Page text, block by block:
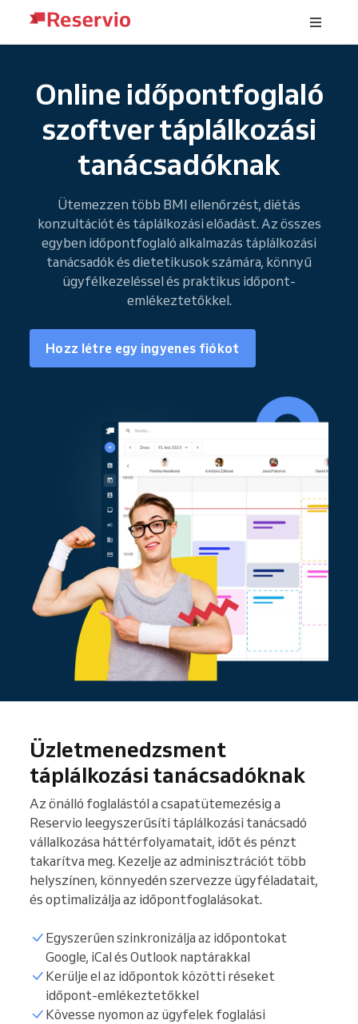
Online időpontfoglaló
szoftver táplálkozási
tanácsadóknak
Ütemezzen több BMI ellenőrzést, diétás
konzultációt és táplálkozási előadást. Az összes
egyben időpontfoglaló alkalmazás táplálkozási
tanácsadók és dietetikusok számára, könnyű
ügyfélkezeléssel és praktikus időpont-
emlékeztetőkkel.
Hozz létre egy ingyenes fiókot
Pácienslista
Üzletmenedzsment
táplálkozási tanácsadóknak
Az önálló foglalástól a csapatütemezésig a
Reservio leegyszerűsíti táplálkozási tanácsadó
vállalkozása háttérfolyamatait, időt és pénzt
takarítva meg. Kezelje az adminisztrációt több
helyszínen, könnyedén szervezze ügyféladatait,
és optimalizálja az időpontfoglalásokat.
Egyszerűen szinkronizálja az időpontokat
Google, iCal és Outlook naptárakkal
Kerülje el az időpontok közötti réseket
időpont-emlékeztetőkkel
Kövesse nyomon az ügyfelek foglalási